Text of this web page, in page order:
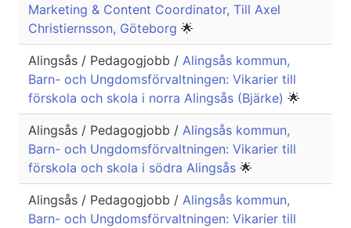
Marketing & Content Coordinator, Till Axel
Christiernsson, Göteborg 🌟
Alingsås / Pedagogjobb / Alingsås kommun,
Barn- och Ungdomsförvaltningen: Vikarier till
förskola och skola i norra Alingsås (Bjärke) 🌟
Alingsås / Pedagogjobb / Alingsås kommun,
Barn- och Ungdomsförvaltningen: Vikarier till
förskola och skola i södra Alingsås 🌟
Alingsås / Pedagogjobb / Alingsås kommun,
Barn- och Ungdomsförvaltningen: Vikarier till